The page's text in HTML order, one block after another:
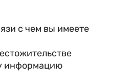
с чем вы имеете
информацию